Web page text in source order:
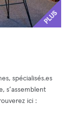
PLUS
spécialisés.es
s’assemblent
ici :